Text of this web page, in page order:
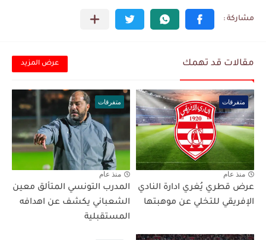
مقالات قد تهمك عرض المزيد
متفرقات
منذ عام
عرض قطري يُغري ادارة النادي
الإفريقي للتخلي عن موهبتها
متفرقات
منذ عام
المدرب التونسي المتألق معين
الشعباني يكشف عن اهدافه
المستقبلية